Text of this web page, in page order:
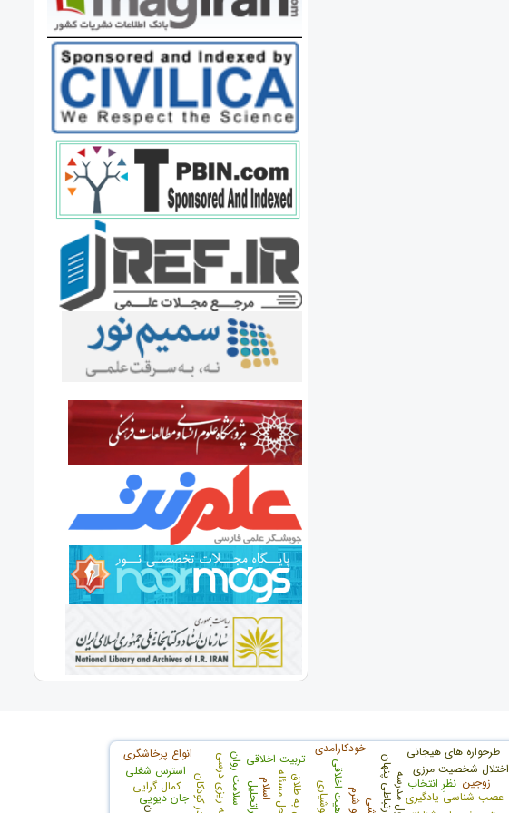
عصب شناسی یادگیری
نظرِ انتخاب
اختلال شخصیت مرزی ماهیت اخلاقی برنامه ریزی درسی تربیت اخلاقی
طرحواره های هیجانی
استرس شغلی
سلامت روان تحول مدرسه جان دیویی
انواع پرخاشگری
حل مسئله
خودکارامدی
کمال گرایی فراتحلیلاسلام زوجين